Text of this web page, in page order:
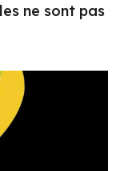
ne sont pas